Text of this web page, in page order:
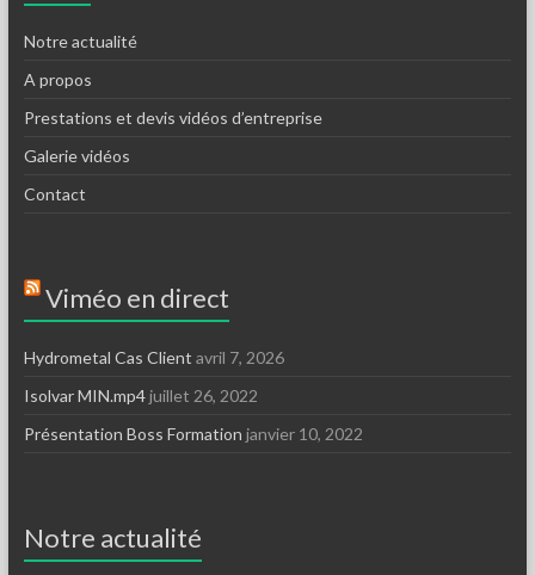
Notre actualité
A propos
Prestations et devis vidéos d’entreprise
Galerie vidéos
Contact
Viméo en direct
Hydrometal Cas Client avril 7, 2026
Isolvar MIN.mp4juillet 26, 2022
Présentation Boss Formation janvier 10, 2022
Notre actualité